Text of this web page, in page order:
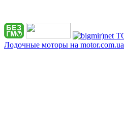
Лодочные моторы на motor.com.ua